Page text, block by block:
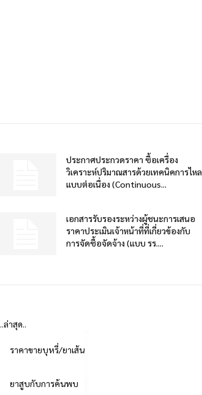
ประกาศประกวดราคา ซื้อเครื่อง
วิเคราะห์ปริมาณสารด้วยเทคนิคการไหล
แบบต่อเนื่อง (Continuous...
เอกสารรับรองระหว่างผู้ชนะการเสนอ
ราคาประเมินเจ้าหน้าที่ที่เกี่ยวข้องกับ
การจัดซื้อจัดจ้าง (แบบ รร....
..ล่าสุด..
ราคาขายบุหรี่/ยาเส้น
ยาสูบกับการค้นพบ